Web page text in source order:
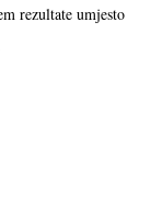
rezultate umjesto